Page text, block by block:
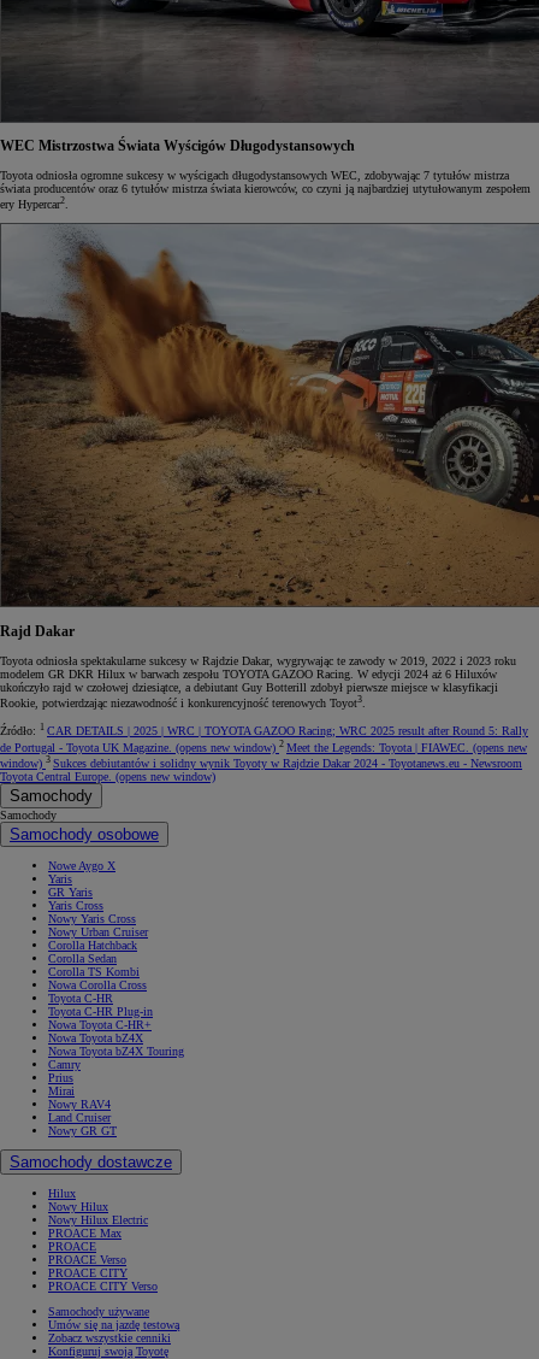
WEC Mistrzostwa Świata Wyścigów Długodystansowych
Toyota odniosła ogromne sukcesy w wyścigach długodystansowych WEC, zdobywając 7 tytułów mistrza
świata producentów oraz 6 tytułów mistrza świata kierowców, co czyni ją najbardziej utytułowanym zespołem
ery Hypercar2.
Rajd Dakar
Toyota odniosła spektakularne sukcesy w Rajdzie Dakar, wygrywając te zawody w 2019, 2022 i 2023 roku
modelem GR DKR Hilux w barwach zespołu TOYOTA GAZOO Racing. W edycji 2024 aż 6 Hiluxów
ukończyło rajd w czołowej dziesiątce, a debiutant Guy Botterill zdobył pierwsze miejsce w klasyfikacji
Rookie, potwierdzając niezawodność i konkurencyjność terenowych Toyot3
Źródło: 1 CAR DETAILS | 2025 | WRC | TOYOTA GAZOO Racing; WRC 2025 result after Round 5: Rally
de Portugal - Toyota UK Magazine. (opens new window) 2 Meet the Legends: Toyota | FIAWEC. (opens new
window) 3 Sukces debiutantów i solidny wynik Toyoty w Rajdzie Dakar 2024 - Toyotanews.eu - Newsroom
Toyota Central Europe. (opens new window)
Samochody
Samochody
Samochody osobowe
Nowe Aygo X
Yaris
GR Yaris
Yaris Cross
Nowy Yaris Cross
Nowy Urban Cruiser
Corolla Hatchback
Corolla Sedan
Corolla TS Kombi
Nowa Corolla Cross
Toyota C-HR
Toyota C-HR Plug-in
Nowa Toyota C-HR+
Nowa Toyota bZ4X
Nowa Toyota bZ4X Touring
Camry
Prius
Mirai
Nowy RAV4
Land Cruiser
Nowy GR GT
Samochody dostawcze
Hilux
Nowy Hilux
Nowy Hilux Electric
PROACE Max
PROACE
PROACE Verso
PROACE CITY
PROACE CITY Verso
Samochody używane
Umów się na jazdę testową
Zobacz wszystkie cenniki
Konfiguruj swoją Toyotę